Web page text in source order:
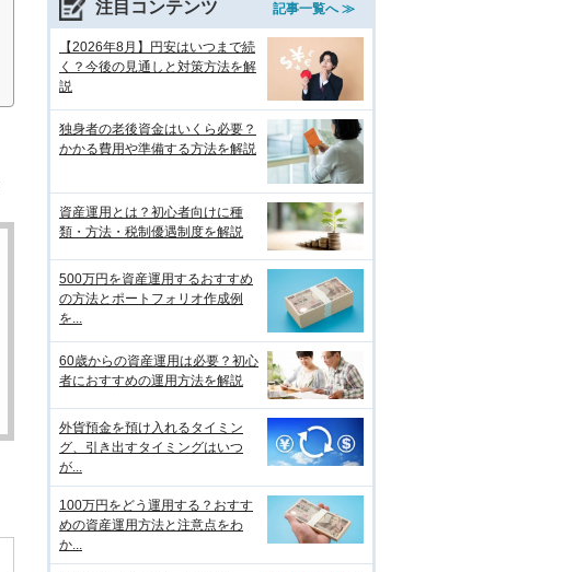
注目コンテンツ 記事一覧へ ≫
【2026年8月】円安はいつまで続
く？今後の見通しと対策方法を解
説
独身者の老後資金はいくら必要？
かかる費用や準備する方法を解説
資産運用とは？初心者向けに種
類・方法・税制優遇制度を解説
500万円を資産運用するおすすめ
の方法とポートフォリオ作成例
を...
60歳からの資産運用は必要？初心
者におすすめの運用方法を解説
外貨預金を預け入れるタイミン
グ、引き出すタイミングはいつ
が...
100万円をどう運用する？おすす
めの資産運用方法と注意点をわ
か...